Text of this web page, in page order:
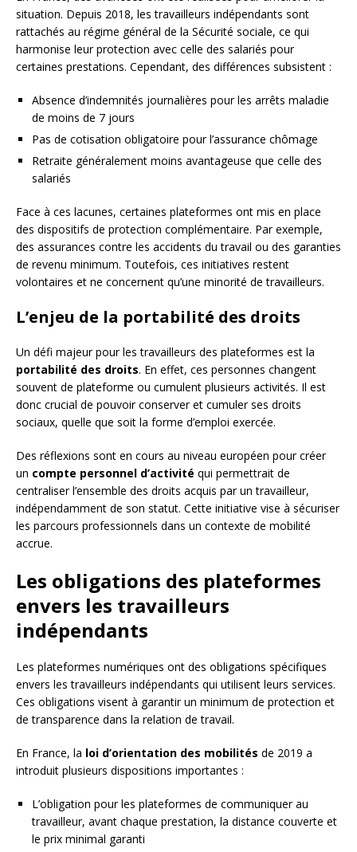
situation. Depuis 2018, les travailleurs indépendants sont
rattachés au régime général de la Sécurité sociale, ce qui
harmonise leur protection avec celle des salariés pour
certaines prestations. Cependant, des différences subsistent :
Absence d’indemnités journalières pour les arrêts maladie
de moins de 7 jours
Pas de cotisation obligatoire pour l’assurance chômage
Retraite généralement moins avantageuse que celle des
salariés
Face à ces lacunes, certaines plateformes ont mis en place
des dispositifs de protection complémentaire. Par exemple,
des assurances contre les accidents du travail ou des garanties
de revenu minimum. Toutefois, ces initiatives restent
volontaires et ne concernent qu’une minorité de travailleurs.
L’enjeu de la portabilité des droits
Un défi majeur pour les travailleurs des plateformes est la
portabilité des droits. En effet, ces personnes changent
souvent de plateforme ou cumulent plusieurs activités. Il est
donc crucial de pouvoir conserver et cumuler ses droits
sociaux, quelle que soit la forme d’emploi exercée.
Des réflexions sont en cours au niveau européen pour créer
un compte personnel d’activité qui permettrait de
centraliser l’ensemble des droits acquis par un travailleur,
indépendamment de son statut. Cette initiative vise à sécuriser
les parcours professionnels dans un contexte de mobilité
accrue.
Les obligations des plateformes
envers les travailleurs
indépendants
Les plateformes numériques ont des obligations spécifiques
envers les travailleurs indépendants qui utilisent leurs services.
Ces obligations visent à garantir un minimum de protection et
de transparence dans la relation de travail.
En France, la loi d’orientation des mobilités de 2019 a
introduit plusieurs dispositions importantes :
L’obligation pour les plateformes de communiquer au
travailleur, avant chaque prestation, la distance couverte et
le prix minimal garanti